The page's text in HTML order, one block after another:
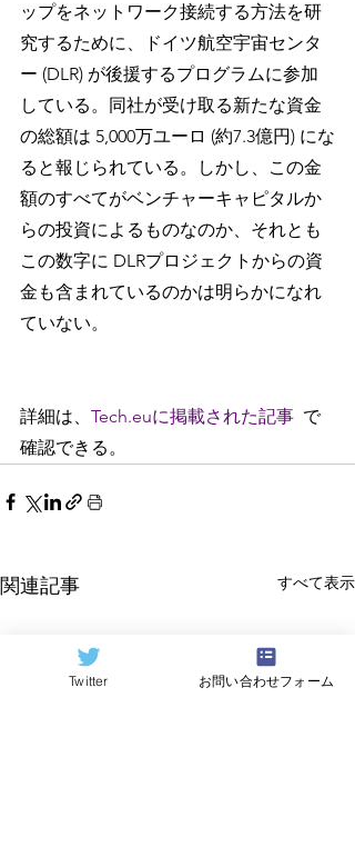
ップをネットワーク接続する方法を研
究するために、ドイツ航空宇宙センタ
ー (DLR) が後援するプログラムに参加
している。同社が受け取る新たな資金
の総額は 5,000万ユーロ (約7.3億円) にな
ると報じられている。しかし、この金
額のすべてがベンチャーキャピタルか
らの投資によるものなのか、それとも
この数字に DLRプロジェクトからの資
金も含まれているのかは明らかになれ
ていない。
詳細は、 Tech.euに掲載された記事 で
確認できる。
関連記事 すべて表示
Twitter お問い合わせフォーム